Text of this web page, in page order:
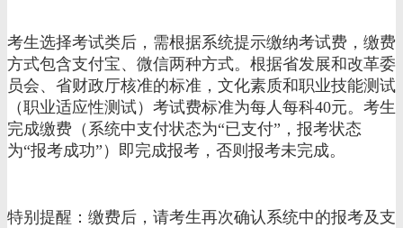
考生选择考试类后，需根据系统提示缴纳考试费，缴费
方式包含支付宝、微信两种方式。根据省发展和改革委
员会、省财政厅核准的标准，文化素质和职业技能测试
（职业适应性测试）考试费标准为每人每科40元。考生
完成缴费（系统中支付状态为“已支付”，报考状态
为“报考成功”）即完成报考，否则报考未完成。
特别提醒：缴费后，请考生再次确认系统中的报考及支